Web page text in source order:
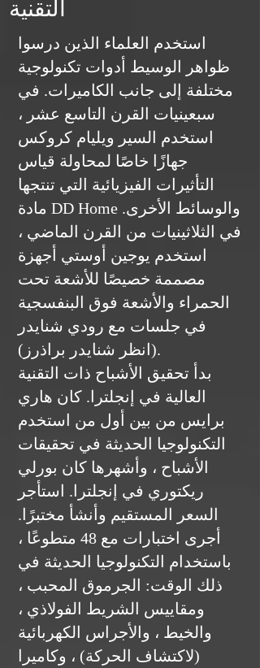
التقنية
استخدم العلماء الذين درسوا
ظواهر الوسيط أدوات تكنولوجية
مختلفة إلى جانب الكاميرات. في
سبعينيات القرن التاسع عشر ،
استخدم السير ويليام كروكس
جهازًا خاصًا لمحاولة قياس
التأثيرات الفيزيائية التي تنتجها
مادة DD Home والوسائط الأخرى.
في الثلاثينيات من القرن الماضي ،
استخدم يوجين أوستي أجهزة
مصممة خصيصًا للأشعة تحت
الحمراء والأشعة فوق البنفسجية
في جلسات مع رودي شنايدر
(انظر شنايدر براذرز).
بدأ تحقيق الأشباح ذات التقنية
العالية في إنجلترا. كان هاري
برايس من بين أول من استخدم
التكنولوجيا الحديثة في تحقيقات
الأشباح ، وأشهرها كان بورلي
ريكتوري في إنجلترا. استأجر
السعر المستقيم وأنشأ مختبرًا.
أجرى اختبارات مع 48 متطوعًا ،
باستخدام التكنولوجيا الحديثة في
ذلك الوقت: الجرموق المحبب ،
ومقاييس الشريط الفولاذي ،
والخيط ، والأجراس الكهربائية
(لاكتشاف الحركة) ، وكاميرا